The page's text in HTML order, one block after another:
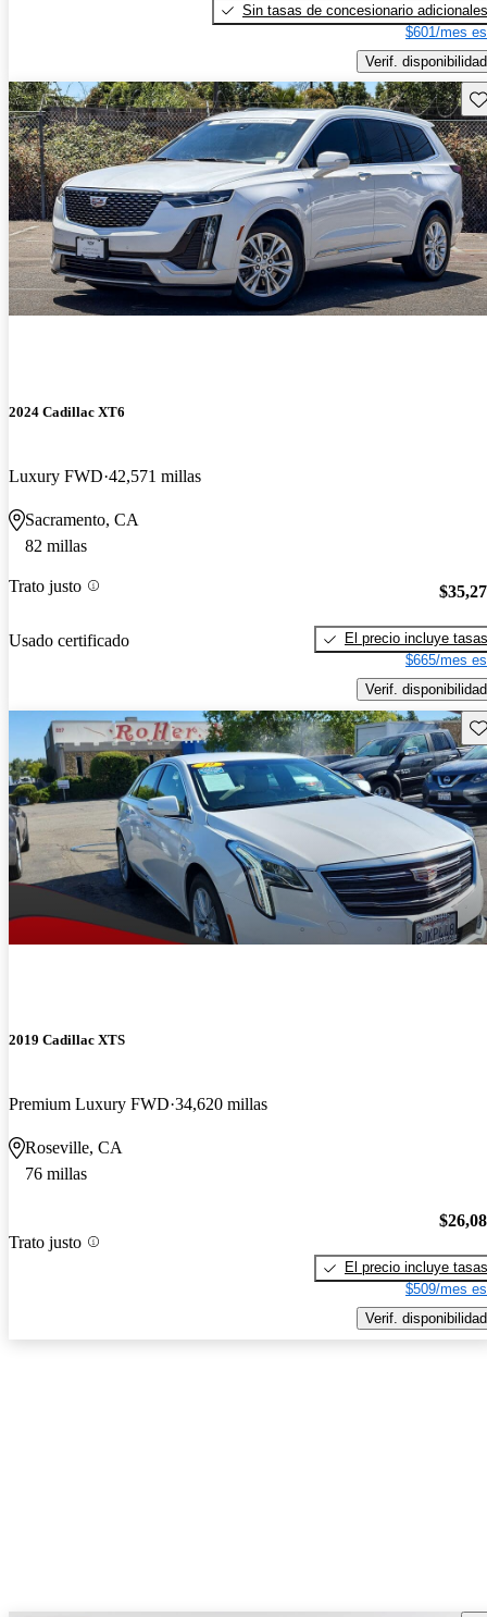
Sin tasas de concesionario adicionales
$601/mes
Verif. disponibilidad
2024 Cadillac XT6
Luxury FWD 42,571 millas
Sacramento, CA
82 millas
Trato justo
Usado certificado
El precio incluye tasas
$665/mes
Verif. disponibilidad
2019 Cadillac XTS
Premium Luxury FWD 34,620 millas
Roseville, CA
76 millas
Trato justo
El precio incluye tasas
$509/mes
Verif. disponibilidad